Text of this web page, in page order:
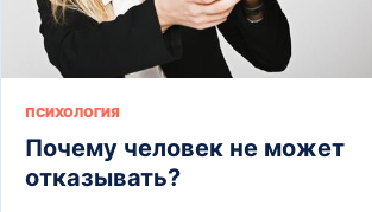
ПСИХОЛОГИЯ
Почему человек не может
отказывать?